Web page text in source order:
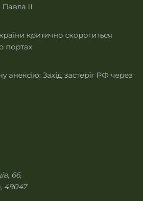
Павла II
критично скоротиться
портах
анексію: Захід застеріг РФ через
66,
49047